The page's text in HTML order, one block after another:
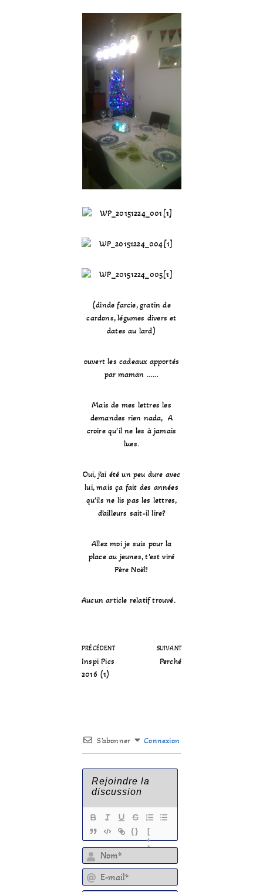
(dinde farcie, gratin de
cardons, légumes divers et
dates au lard)
ouvert les cadeaux apportés
par maman ……
Mais de mes lettres les
demandes rien nada, A
croire qu’il ne les à jamais
lues.
Oui, j’ai été un peu dure avec
lui, mais ça fait des années
qu’ils ne lis pas les lettres,
d’ailleurs sait-il lire?
Allez moi je suis pour la
place au jeunes, t’est viré
Père Noël!
Aucun article relatif trouvé.
PRÉCÉDENT
Inspi Pics
2016 (1)
SUIVANT
Perché
S’abonner Connexion
{}
[
+
]